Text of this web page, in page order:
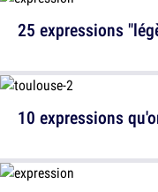
25 expressions
10 expressions